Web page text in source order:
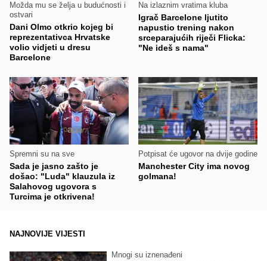
Možda mu se želja u budućnosti i
ostvari
Dani Olmo otkrio kojeg bi
reprezentativca Hrvatske
volio vidjeti u dresu
Barcelone
Na izlaznim vratima kluba
Igrač Barcelone ljutito
napustio trening nakon
srceparajućih riječi Flicka:
"Ne ideš s nama"
Spremni su na sve
Sada je jasno zašto je
došao: "Luda" klauzula iz
Salahovog ugovora s
Turcima je otkrivena!
Potpisat će ugovor na dvije godine
Manchester City ima novog
golmana!
NAJNOVIJE VIJESTI
Mnogi su iznenađeni